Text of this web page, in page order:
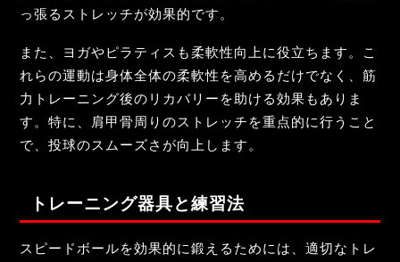
っ張るストレッチが効果的です。
また、ヨガやピラティスも柔軟性向上に役立ちます。こ
れらの運動は身体全体の柔軟性を高めるだけでなく、筋
力トレーニング後のリカバリーを助ける効果もありま
す。特に、肩甲骨周りのストレッチを重点的に行うこと
で、投球のスムーズさが向上します。
トレーニング器具と練習法
スピードボールを効果的に鍛えるためには、適切なトレ